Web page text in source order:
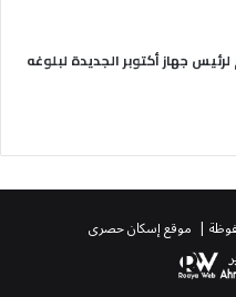
جهاز أكتوبر الجديدة لبلوغه
| موقع إسكان حصرى